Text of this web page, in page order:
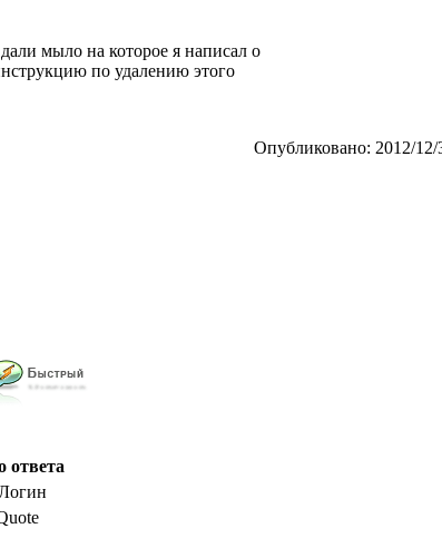
мыло на которое я написал о
по удалению этого
Опубликовано: 2012/12/
ответа